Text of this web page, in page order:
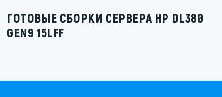
ГОТОВЫЕ СБОРКИ СЕРВЕРА HP DL380
GEN9 15LFF